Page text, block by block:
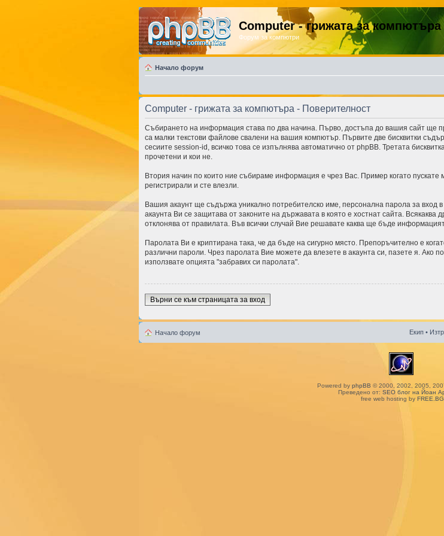
Computer - грижата за компютъра
Форум за компютри
Начало форум
Computer - грижата за компютъра - Поверителност
Събирането на информация става по два начина. Първо, достъпа до вашия сайт ще
са малки текстови файлове свалени на вашия компютър. Първите две бисквитки
сесиите session-id, всичко това се изпълнява автоматично от phpBB. Третата
прочетени и кои не.
Втория начин по които ние събираме информация е чрез Вас. Пример когато пускате
регистрирали и сте влезли.
Вашия акаунт ще съдържа уникално потребителско име, персонална парола за вход
акаунта Ви се защитава от законите на държавата в която е хостнат сайта. Всякаква
отклонява от правилата. Във всички случай Вие решавате каква ще бъде
Паролата Ви е криптирана така, че да бъде на сигурно място. Препоръчително е
различни пароли. Чрез паролата Вие можете да влезете в акаунта си, пазете я. Ако
използвате опцията "забравих си паролата".
Върни се към страницата за вход
Начало форум Екип•
Powered by phpBB © 2000, 2002, 2005,
Преведено от: SEO блог на Йоан
free web hosting by FREE.BG